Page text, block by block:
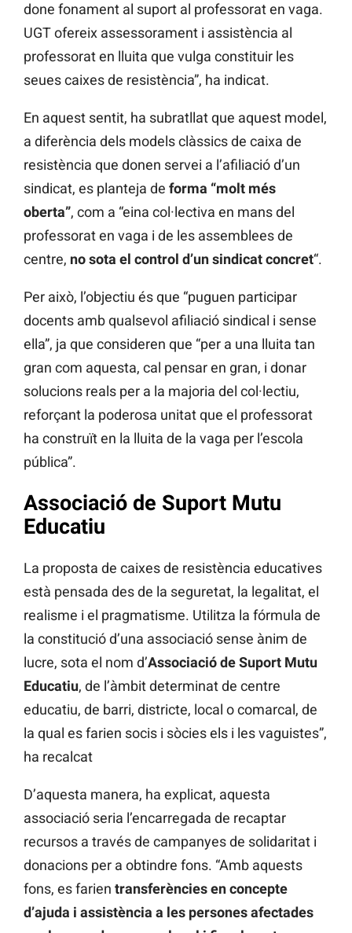
done fonament al suport al professorat en vaga.
UGT ofereix assessorament i assistència al
professorat en lluita que vulga constituir les
seues caixes de resistència”, ha indicat.
En aquest sentit, ha subratllat que aquest model,
a diferència dels models clàssics de caixa de
resistència que donen servei a l’afiliació d’un
sindicat, es planteja de forma “molt més
oberta”, com a “eina col·lectiva en mans del
professorat en vaga i de les assemblees de
centre, no sota el control d’un sindicat concret“.
Per això, l’objectiu és que “puguen participar
docents amb qualsevol afiliació sindical i sense
ella”, ja que consideren que “per a una lluita tan
gran com aquesta, cal pensar en gran, i donar
solucions reals per a la majoria del col·lectiu,
reforçant la poderosa unitat que el professorat
ha construït en la lluita de la vaga per l’escola
pública”.
Associació de Suport Mutu
Educatiu
La proposta de caixes de resistència educatives
està pensada des de la seguretat, la legalitat, el
realisme i el pragmatisme. Utilitza la fórmula de
la constitució d’una associació sense ànim de
lucre, sota el nom d’Associació de Suport Mutu
Educatiu, de l’àmbit determinat de centre
educatiu, de barri, districte, local o comarcal, de
la qual es farien socis i sòcies els i les vaguistes”,
ha recalcat
D’aquesta manera, ha explicat, aquesta
associació seria l’encarregada de recaptar
recursos a través de campanyes de solidaritat i
donacions per a obtindre fons. “Amb aquests
fons, es farien transferències en concepte
d’ajuda i assistència a les persones afectades